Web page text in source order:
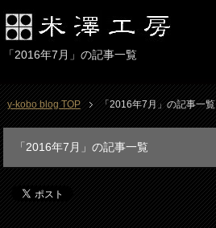
「2016年7月」の記事一覧
y-kobo blog TOP 「2016年7月」の記事一覧
「2016年7月」の記事一覧